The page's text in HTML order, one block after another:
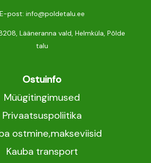
E-post: info@poldetalu.ee
Lääneranna vald, Helmküla, Põlde
talu
Ostuinfo
Müügitingimused
Privaatsuspoliitika
ostmine,makseviisid
Kauba transport